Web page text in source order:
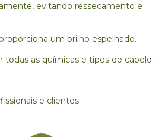
evitando ressecamento e
um brilho espelhado.
todas as químicas e tipos de cabelo.
e clientes.